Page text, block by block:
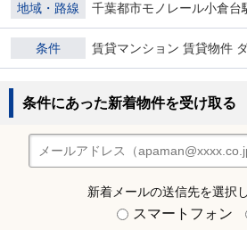
地域・路線 千葉都市モノレール小倉台
条件 賃貸マンション 賃貸物件
条件にあった新着物件を受け取る
新着メールの送信先を選択
スマートフォン